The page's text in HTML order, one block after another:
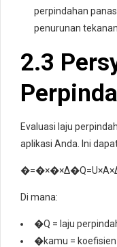
perpindahan
penurunan tekanan.
2.3
Evaluasi laju
aplikasi Anda. Ini
�=�×�×Δ�
Di mana:
�Q = laju
�kamu =